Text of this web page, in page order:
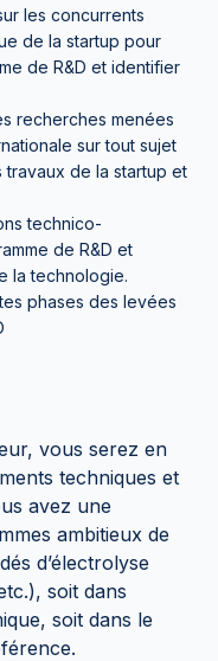
les concurrents
de la startup pour
de R&D et identifier
recherches menées
sur tout sujet
travaux de la startup et
technico-
de R&D et
la technologie.
phases des levées
vous serez en
techniques et
avez une
ambitieux de
d’électrolyse
soit dans
soit dans le